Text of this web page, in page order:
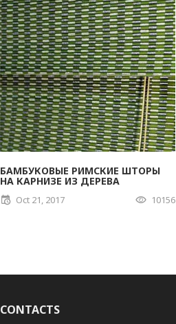
БАМБУКОВЫЕ РИМСКИЕ ШТОРЫ
НА КАРНИЗЕ ИЗ ДЕРЕВА
Oct 21, 2017 10156
CONTACTS